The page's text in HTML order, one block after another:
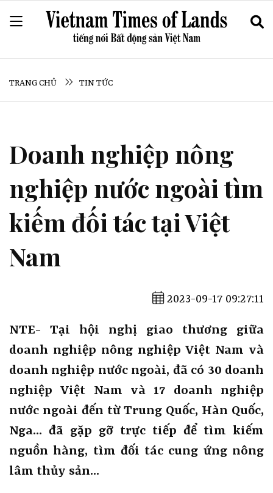
TRANG CHỦ TIN TỨC
Doanh nghiệp nông
nghiệp nước ngoài tìm
kiếm đối tác tại Việt
Nam
2023-09-17 09:27:11
NTE- Tại hội nghị giao thương giữa
doanh nghiệp nông nghiệp Việt Nam và
doanh nghiệp nước ngoài, đã có 30 doanh
nghiệp Việt Nam và 17 doanh nghiệp
nước ngoài đến từ Trung Quốc, Hàn Quốc,
Nga… đã gặp gỡ trực tiếp để tìm kiếm
nguồn hàng, tìm đối tác cung ứng nông
lâm thủy sản…